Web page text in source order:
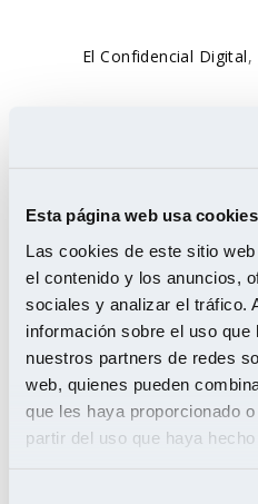
Esta página web usa cookies
Las cookies de este sitio
el contenido y los anuncios,
sociales y analizar el tráfico.
información sobre el uso que
nuestros partners de redes
web, quienes pueden
que les haya proporcionado
partir del uso que haya
El Confidencial Digital,